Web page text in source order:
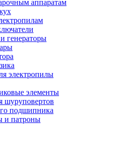
аппаратам
генераторы
электропилы
элементы
шуруповертов
подшипника
и патроны